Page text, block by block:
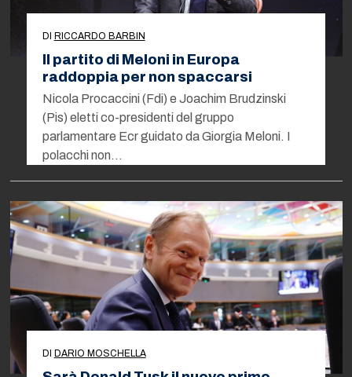
DI RICCARDO BARBIN
Il partito di Meloni in Europa
raddoppia per non spaccarsi
Nicola Procaccini (Fdi) e Joachim Brudzinski
(Pis) eletti co-presidenti del gruppo
parlamentare Ecr guidato da Giorgia Meloni. I
polacchi non…
DI DARIO MOSCHELLA